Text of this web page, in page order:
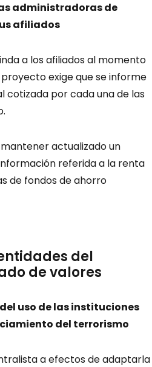
administradoras de
afiliados
a los afiliados al momento
exige que se informe
cotizada por cada una de las
actualizado un
referida a la renta
de fondos de ahorro
del
de valores
uso de las instituciones
del terrorismo
a efectos de adaptarla